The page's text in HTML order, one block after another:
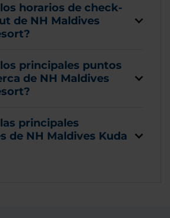
horarios de check-
de NH Maldives
principales puntos
de NH Maldives
principales
de NH Maldives Kuda